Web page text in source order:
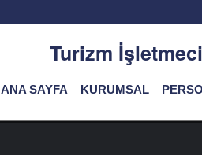
Turizm
ANA SAYFA KURUMSAL